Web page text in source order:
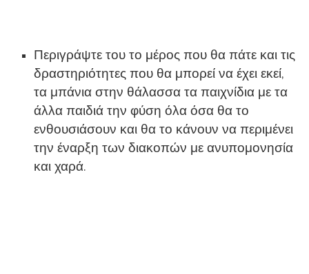
Περιγράψτε του το μέρος που θα πάτε και τις
δραστηριότητες που θα μπορεί να έχει εκεί,
τα μπάνια στην θάλασσα τα παιχνίδια με τα
άλλα παιδιά την φύση όλα όσα θα το
ενθουσιάσουν και θα το κάνουν να περιμένει
την έναρξη των διακοπών με ανυπομονησία
και χαρά.